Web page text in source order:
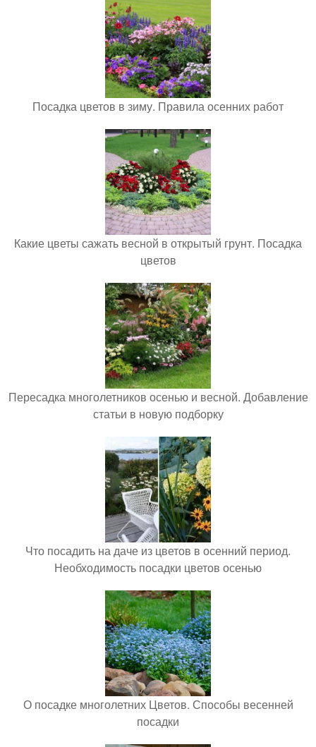
Посадка цветов в зиму. Правила осенних работ
Какие цветы сажать весной в открытый грунт. Посадка
цветов
Пересадка многолетников осенью и весной. Добавление
статьи в новую подборку
Что посадить на даче из цветов в осенний период.
Необходимость посадки цветов осенью
О посадке многолетних Цветов. Способы весенней
посадки